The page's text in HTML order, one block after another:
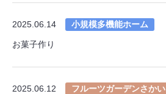
2025.06.14 小規模多機能ホーム
お菓子作り
2025.06.12 フルーツガーデンさかい